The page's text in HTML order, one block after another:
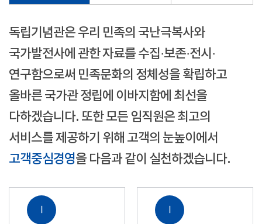
독립기념관은 우리 민족의 국난극복사와
국가발전사에 관한 자료를 수집·보존·전시·
연구함으로써 민족문화의 정체성을 확립하고
올바른 국가관 정립에 이바지함에 최선을
다하겠습니다. 또한 모든 임직원은 최고의
서비스를 제공하기 위해 고객의 눈높이에서
고객중심경영을 다음과 같이 실천하겠습니다.
Ⅰ Ⅰ